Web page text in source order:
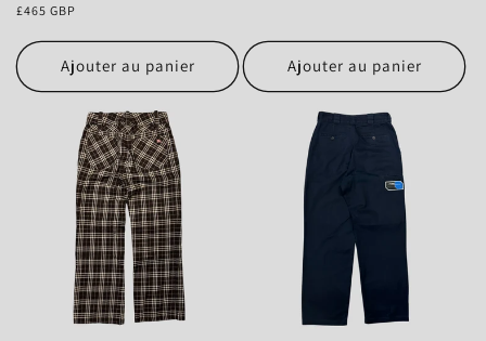
Prix
£465 GBP
Ajouter au panier Ajouter au panier